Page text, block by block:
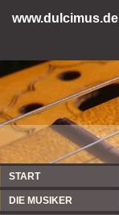
www.dulcimus.de
START
DIE MUSIKER